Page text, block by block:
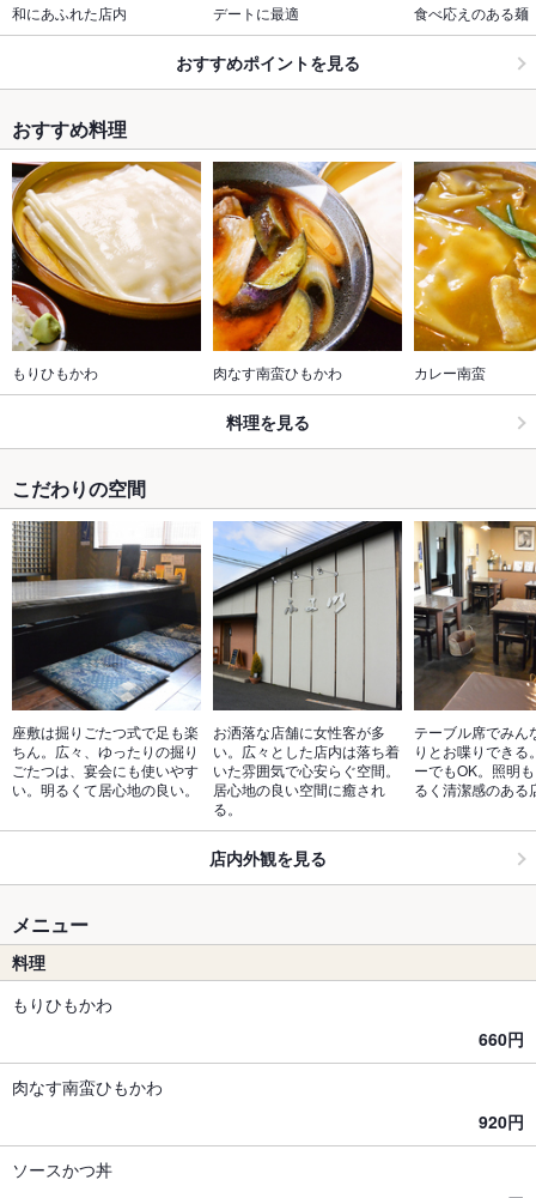
和にあふれた店内 デートに最適 食べ応えのある麺
おすすめポイントを見る
おすすめ料理
もりひもかわ 肉なす南蛮ひもかわ カレー南蛮
料理を見る
こだわりの空間
座敷は掘りごたつ式で足も楽
ちん。広々、ゆったりの掘り
ごたつは、宴会にも使いやす
い。明るくて居心地の良い。
お洒落な店舗に女性客が多
い。広々とした店内は落ち着
いた雰囲気で心安らぐ空間。
居心地の良い空間に癒され
る。
テーブル席でみん
りとお喋りできる
ーでもOK。照明
るく清潔感のある
店内外観を見る
メニュー
料理
もりひもかわ
660円
肉なす南蛮ひもかわ
920円
ソースかつ丼